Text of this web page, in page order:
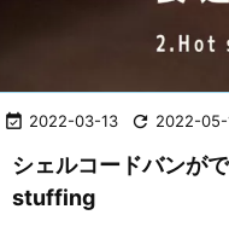
 2022-03-13  2022-05-
シェルコードバンが
stuffing